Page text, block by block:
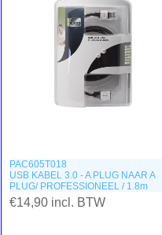
PAC605T018
USB KABEL 3.0 - A PLUG NAAR A
PLUG/ PROFESSIONEEL / 1.8m
€14,90 incl. BTW